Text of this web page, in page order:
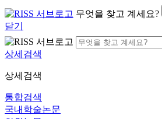
무엇을 찾고 계세요?
닫기
상세검색
상세검색
통합검색
국내학술논문